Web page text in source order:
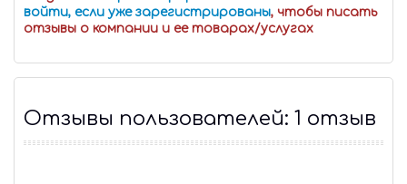
войти, если уже зарегистрированы, чтобы писать
отзывы о компании и ее товарах/услугах
Отзывы пользователей: 1 отзыв